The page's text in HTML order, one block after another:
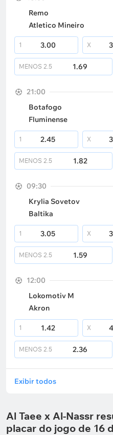
Remo
Atletico Mineiro
1 3.00 X
MENOS 2.5 1.69
21:00
Botafogo
Fluminense
1 2.45 X
MENOS 2.5 1.82
09:30
Krylia Sovetov
Baltika
1 3.05 X
MENOS 2.5 1.59
12:00
Lokomotiv M
Akron
1 1.42 X
MENOS 2.5 2.36
Exibir todos
Al Taee x Al-Nassr
placar do jogo de 16